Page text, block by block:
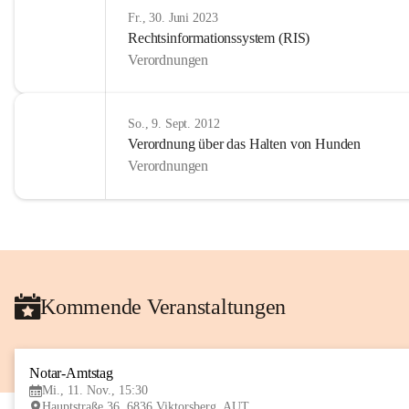
Fr., 30. Juni 2023
Rechtsinformationssystem (RIS)
Verordnungen
So., 9. Sept. 2012
Verordnung über das Halten von Hunden
Verordnungen
Kommende Veranstaltungen
Notar-Amtstag
Mi., 11. Nov., 15:30